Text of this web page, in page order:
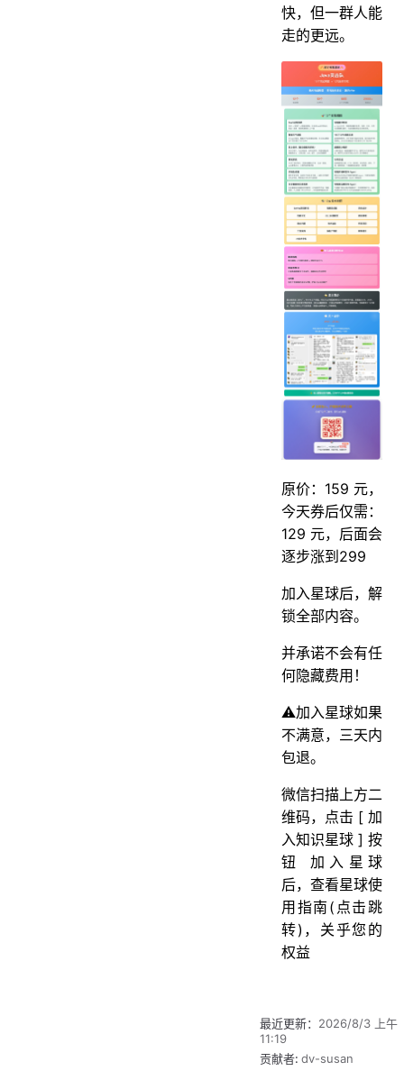
快，但一群人能
走的更远。
原价：159 元，
今天券后仅需：
129 元，后面会
逐步涨到299
加入星球后，解
锁全部内容。
并承诺不会有任
何隐藏费用！
⚠️加入星球如果
不满意，三天内
包退。
微信扫描上方二
维码，点击 [ 加
入知识星球 ] 按
钮 加入星球
后，查看星球使
用指南(点击跳
转)，关乎您的
权益
最近更新： 2026/8/3 上午
11:19
贡献者: dv-susan